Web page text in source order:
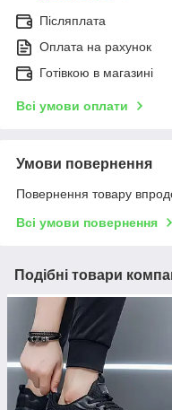
Післяплата
Оплата на рахунок
Готівкою в магазині
Всі умови оплати
Умови повернення
Повернення товару
Всі умови повернення
Подібні товари